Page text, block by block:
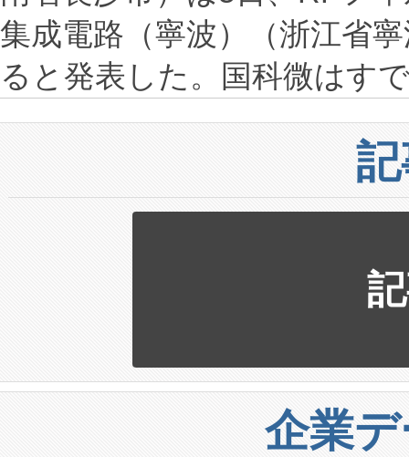
集成電路（寧波）（浙江省
ると発表した。国科微はす
企業